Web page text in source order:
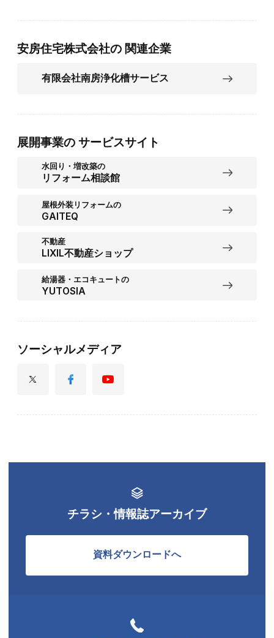
安房住宅株式会社の 関連企業
有限会社南房浄化槽サービス
展開事業の サービスサイト
水回り・増改築の
リフォーム相談館
屋根外装リフォームの
GAITEQ
不動産
LIXIL不動産ショップ
給湯器・エコキュートの
YUTOSIA
ソーシャルメディア
チラシ・情報誌アーカイブ
資料ダウンロードへ